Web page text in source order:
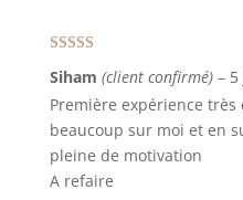
5
Siham (client confirmé) –
Première expérience très
beaucoup sur moi et en
pleine de motivation
A refaire